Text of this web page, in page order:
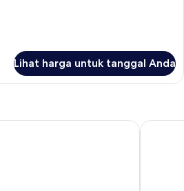
Lihat harga untuk tanggal Anda
Best Inn